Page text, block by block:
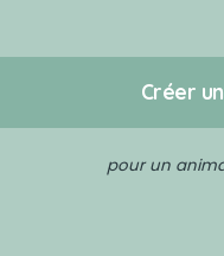
Créer
pour un